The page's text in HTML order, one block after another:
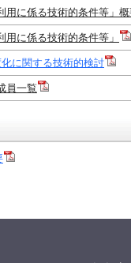
用に係る技術的条件等」
に係る技術的条件等」
に関する技術的検討
員一覧